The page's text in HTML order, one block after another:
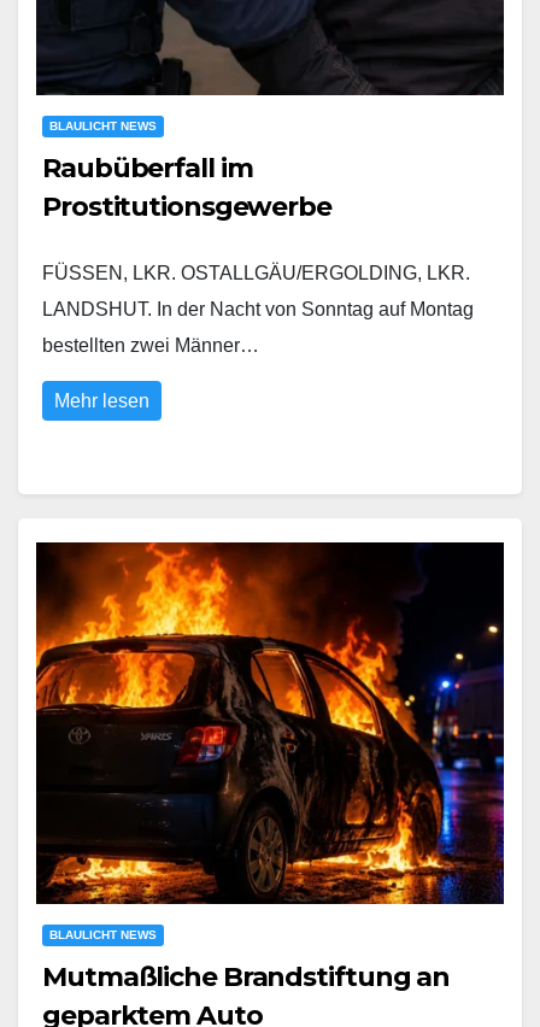
BLAULICHT NEWS
Raubüberfall im
Prostitutionsgewerbe
FÜSSEN, LKR. OSTALLGÄU/ERGOLDING, LKR.
LANDSHUT. In der Nacht von Sonntag auf Montag
bestellten zwei Männer…
Mehr lesen
BLAULICHT NEWS
Mutmaßliche Brandstiftung an
geparktem Auto